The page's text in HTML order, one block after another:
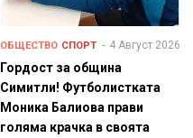
ОБЩЕСТВО СПОРТ 4 Август 2026
Гордост за община
Симитли! Футболистката
Моника Балиова прави
голяма крачка в своята